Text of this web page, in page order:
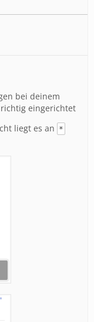
bei deinem
richtig eingerichtet
liegt es an *